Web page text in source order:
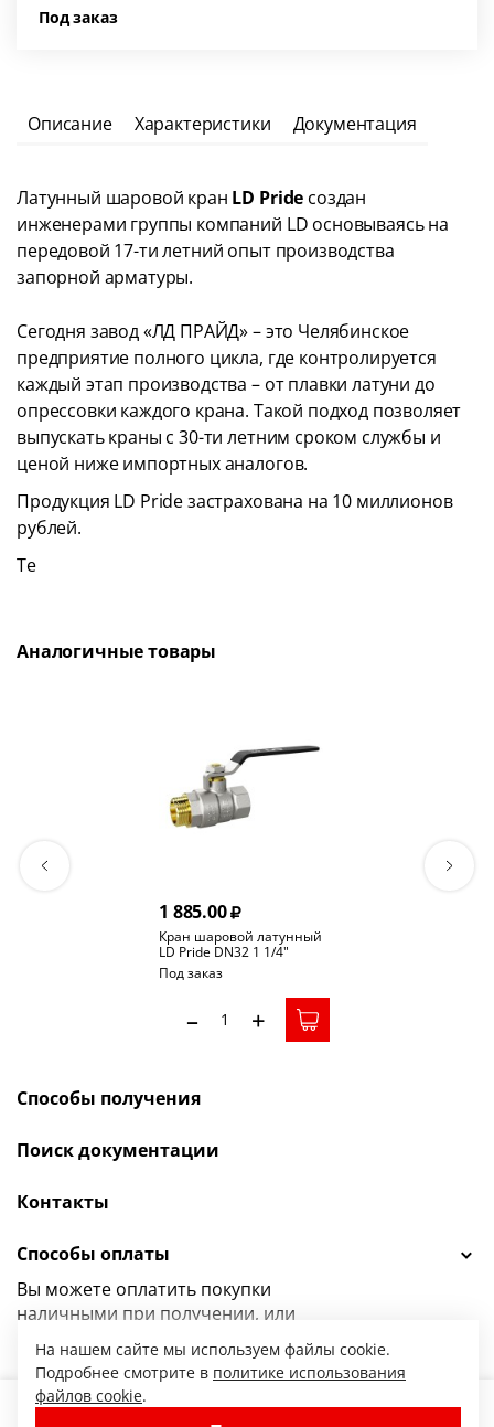
1 689.00
Под заказ
Описание Характеристики Документация
Латунный шаровой кран LD Pride создан
инженерами группы компаний LD основываясь на
передовой 17-ти летний опыт производства
запорной арматуры.
Сегодня завод «ЛД ПРАЙД» – это Челябинское
предприятие полного цикла, где контролируется
каждый этап производства – от плавки латуни до
опрессовки каждого крана. Такой подход позволяет
выпускать краны с 30-ти летним сроком службы и
ценой ниже импортных аналогов.
Продукция LD Pride застрахована на 10 миллионов
рублей.
Те
Аналогичные товары
1 885.00
Кран шаровой латунный
LD Pride DN32 1 1/4"
ВР*НР рычаг стальной LD
47.123.1.32.M02
Под заказ
– +
Способы получения
Поиск документации
Контакты
Способы оплаты
Вы можете оплатить покупки
наличными при получении, или
другой способ оплаты.
На нашем сайте мы используем файлы cookie.
Подробнее смотрите в политике использования
файлов cookie.